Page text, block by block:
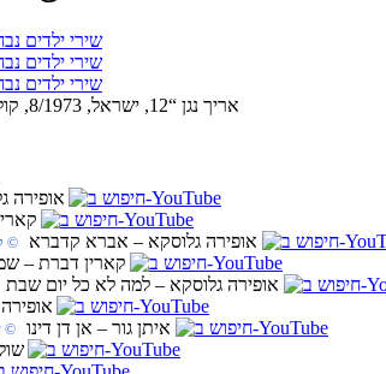
אריך נגן “12, ישראל, 8/1973, קוליפון, 8080, סטריאו,
1.
2.
3. אופירה גלוסקא‏ – אברא קדברא
©
4. קארין דברת‏
5. אופירה גלוסקא‏ – למה לא כל יום שבת
6.
7. איתן גור‏ – אן דן דינו
©
8.